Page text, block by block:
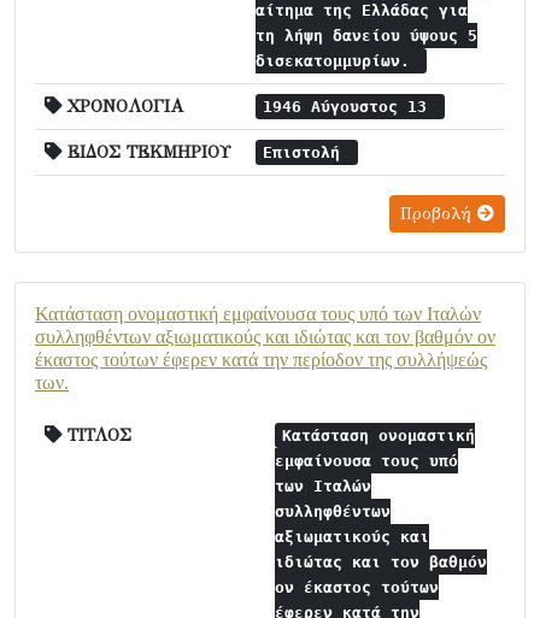
αίτημα της Ελλάδας για
τη λήψη δανείου ύψους 5
δισεκατομμυρίων.
ΧΡΟΝΟΛΟΓΙΑ 1946 Αύγουστος 13
ΕΙΔΟΣ ΤΕΚΜΗΡΙΟΥ Επιστολή
Προβολή
Κατάσταση ονομαστική εμφαίνουσα τους υπό των Ιταλών
συλληφθέντων αξιωματικούς και ιδιώτας και τον βαθμόν ον
έκαστος τούτων έφερεν κατά την περίοδον της συλλήψεώς
των.
ΤΙΤΛΟΣ
Κατάσταση ονομαστική
εμφαίνουσα τους υπό
των Ιταλών
συλληφθέντων
αξιωματικούς και
ιδιώτας και τον βαθμόν
ον έκαστος τούτων
έφερεν κατά την